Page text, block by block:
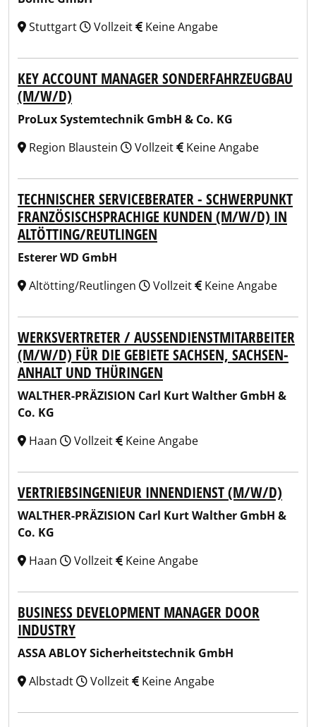
Stuttgart
Vollzeit Keine Angabe
KEY ACCOUNT MANAGER SONDERFAHRZEUGBAU
(M/W/D)
ProLux Systemtechnik GmbH & Co. KG
Region Blaustein
Vollzeit Keine Angabe
TECHNISCHER SERVICEBERATER - SCHWERPUNKT
FRANZÖSISCHSPRACHIGE KUNDEN (M/W/D) IN
ALTÖTTING/REUTLINGEN
Esterer WD GmbH
Altötting/Reutlingen
Vollzeit Keine Angabe
WERKSVERTRETER / AUSSENDIENSTMITARBEITER (
M/W/D) FÜR DIE GEBIETE SACHSEN, SACHSEN-A
NHALT UND THÜRINGEN
WALTHER-PRÄZISION Carl Kurt Walther GmbH &
Co. KG
Haan
Vollzeit Keine Angabe
VERTRIEBSINGENIEUR INNENDIENST (M/W/D)
WALTHER-PRÄZISION Carl Kurt Walther GmbH &
Co. KG
Haan
Vollzeit Keine Angabe
BUSINESS DEVELOPMENT MANAGER DOOR
INDUSTRY
ASSA ABLOY Sicherheitstechnik GmbH
Albstadt
Vollzeit Keine Angabe